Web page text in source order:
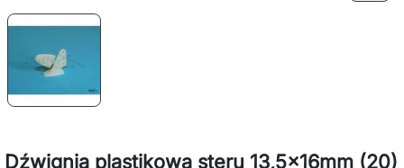
Dźwignia plastikowa steru 13,5x16mm (20)